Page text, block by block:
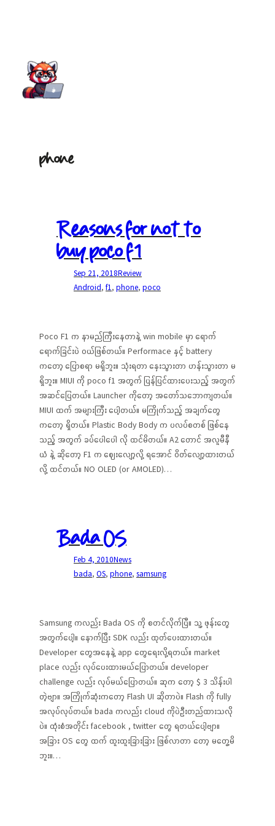
phone
Reasons for not to
buy poco f1
Sep 21, 2018Review
Android, f1, phone, poco
Poco F1 က နာမည်ကြီးနေတာနဲ့ win mobile မှာ ရောက်
ရောက်ခြင်းပဲ ဝယ်ဖြစ်တယ်။ Performace နှင့် battery
ကတော့ ပြောစရာ မရှိဘူး။ သုံးရတာ နှေးသွားတာ ဟန်းသွားတာ မ
ရှိဘူး။ MIUI ကို poco f1 အတွက် ပြန်ပြင်ထားပေးသည့် အတွက်
အဆင်ပြေတယ်။ Launcher ကိုတော့ အတော်သဘောကျတယ်။
MIUI ထက် အများကြီး ပေါ့တယ်။ မကြိုက်သည့် အချက်တွေ
ကတော့ ရှိတယ်။ Plastic Body Body က ပလပ်စတစ် ဖြစ်နေ
သည့် အတွက် ခပ်ပေါပေါ လို ထင်မိတယ်။ A2 တောင် အလူမီနီ
ယံ နဲ့ ဆိုတော့ F1 က ဈေးလျော့လို့ ရအောင် ဝိတ်လျော့ထားတယ်
လို့ ထင်တယ်။ NO OLED (or AMOLED)…
Bada OS
Feb 4, 2010News
bada, OS, phone, samsung
Samsung ကလည်း Bada OS ကို စတင်လိုက်ပြီ။ သူ့ ဖုန်းတွေ
အတွက်ပေါ့။ နောက်ပြီး SDK လည်း ထုတ်ပေးထားတယ်။
Developer တွေအနေနဲ့ app တွေရေးလို့ရတယ်။ market
place လည်း လုပ်ပေးထားမယ်ပြောတယ်။ developer
challenge လည်း လုပ်မယ်ပြောတယ်။ ဆုက တော့ $ 3 သိန်းပါ
တဲ့ဗျာ။ အကြိုက်ဆုံးကတော့ Flash UI ဆိုတာပဲ။ Flash ကို fully
အလုပ်လုပ်တယ်။ bada ကလည်း cloud ကိုပဲဦးတည်ထားသလို
ပဲ။ ထုံးစံအတိုင်း facebook , twitter တွေ ရတယ်ပေါ့ဗျာ။
အခြား OS တွေ ထက် ထူးထူးခြားခြား ဖြစ်လာတာ တော့ မတွေ့မိ
ဘူး။…